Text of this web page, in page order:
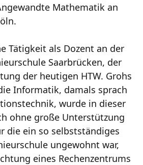
Mathematik an
Tätigkeit als Dozent an der
Saarbrücken, der
der heutigen HTW. Grohs
Informatik, damals sprach
wurde in dieser
ohne große Unterstützung
die ein so selbstständiges
ungewohnt war,
eines Rechenzentrums